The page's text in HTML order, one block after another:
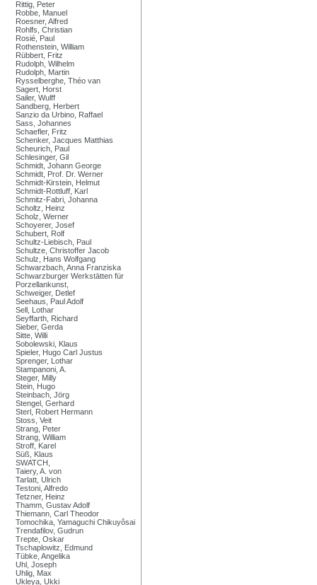
Rittig, Peter
Robbe, Manuel
Roesner, Alfred
Rohlfs, Christian
Rosié, Paul
Rothenstein, William
Rübbert, Fritz
Rudolph, Wilhelm
Rudolph, Martin
Rysselberghe, Théo van
Sagert, Horst
Sailer, Wulff
Sandberg, Herbert
Sanzio da Urbino, Raffael
Sass, Johannes
Schaefler, Fritz
Schenker, Jacques Matthias
Scheurich, Paul
Schlesinger, Gil
Schmidt, Johann George
Schmidt, Prof. Dr. Werner
Schmidt-Kirstein, Helmut
Schmidt-Rottluff, Karl
Schmitz-Fabri, Johanna
Scholtz, Heinz
Scholz, Werner
Schoyerer, Josef
Schubert, Rolf
Schultz-Liebisch, Paul
Schultze, Christoffer Jacob
Schulz, Hans Wolfgang
Schwarzbach, Anna Franziska
Schwarzburger Werkstätten für
Porzellankunst,
Schweiger, Detlef
Seehaus, Paul Adolf
Sell, Lothar
Seyffarth, Richard
Sieber, Gerda
Sitte, Willi
Sobolewski, Klaus
Spieler, Hugo Carl Justus
Sprenger, Lothar
Stampanoni, A.
Steger, Milly
Stein, Hugo
Steinbach, Jörg
Stengel, Gerhard
Sterl, Robert Hermann
Stoss, Veit
Strang, Peter
Strang, William
Stroff, Karel
Süß, Klaus
SWATCH,
Taiery, A. von
Tarlatt, Ulrich
Testoni, Alfredo
Tetzner, Heinz
Thamm, Gustav Adolf
Thiemann, Carl Theodor
Tomochika, Yamaguchi Chikuyôsai
Trendafilov, Gudrun
Trepte, Oskar
Tschaplowitz, Edmund
Tübke, Angelika
Uhl, Joseph
Uhlig, Max
Ukleya, Ukki